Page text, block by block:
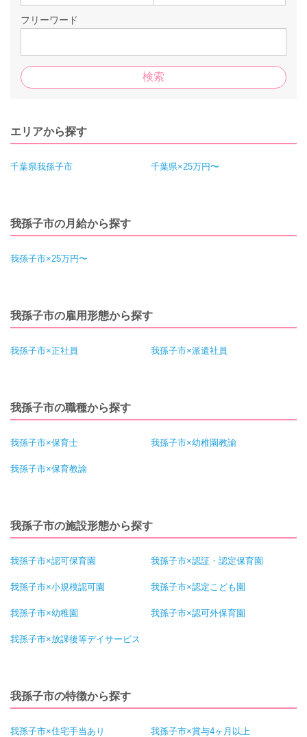
フリーワード
エリアから探す
千葉県我孫子市 千葉県×25万円〜
我孫子市の月給から探す
我孫子市×25万円〜
我孫子市の雇用形態から探す
我孫子市×正社員 我孫子市×派遣社員
我孫子市の職種から探す
我孫子市×保育士 我孫子市×幼稚園教諭
我孫子市×保育教諭
我孫子市の施設形態から探す
我孫子市×認可保育園 我孫子市×認証・認定保育園
我孫子市×小規模認可園 我孫子市×認定こども園
我孫子市×幼稚園 我孫子市×認可外保育園
我孫子市×放課後等デイサービス
我孫子市の特徴から探す
我孫子市×住宅手当あり 我孫子市×賞与4ヶ月以上